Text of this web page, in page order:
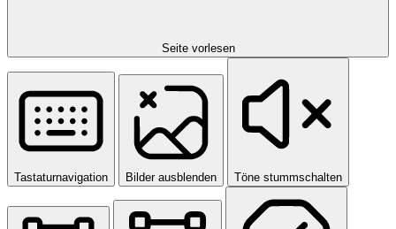
Seite vorlesen
Tastaturnavigation Bilder ausblenden Töne stummschalten